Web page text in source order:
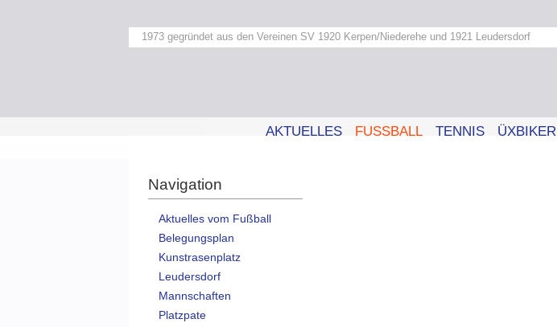
1973 gegründet aus den Vereinen SV 1920 Kerpen/Niederehe und 1921 Leudersdorf
AKTUELLES FUSSBALL TENNIS ÜXBIKER
Navigation
Aktuelles vom Fußball
Belegungsplan
Kunstrasenplatz
Leudersdorf
Mannschaften
Platzpate